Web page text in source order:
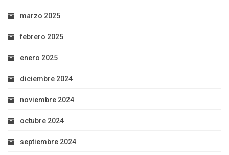
marzo 2025
febrero 2025
enero 2025
diciembre 2024
noviembre 2024
octubre 2024
septiembre 2024